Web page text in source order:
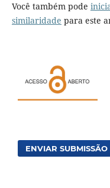
Você também pode
similaridade para este
ENVIAR SUBMISSÃO